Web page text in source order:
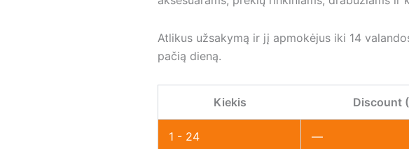
Atlikus užsakymą ir jį apmokėjus iki 14
pačią dieną.
Kiekis Discount
1 - 24 —